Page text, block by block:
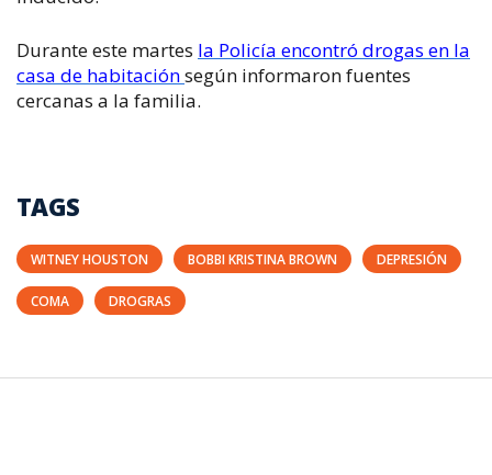
Durante este martes la Policía encontró drogas en la
casa de habitaciónsegún informaron fuentes
cercanas a la familia.
TAGS
WITNEY HOUSTON BOBBI KRISTINA BROWN DEPRESIÓN
COMA DROGRAS